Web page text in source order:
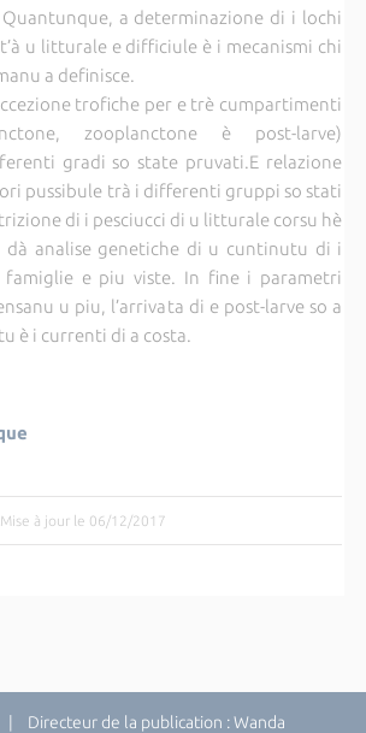
a determinazione di i lochi
u litturale e difficiule è i mecanismi chi
a definisce.
trofiche per e trè cumpartimenti
zooplanctone è post-larve)
gradi so state pruvati.E relazione
pussibule trà i differenti gruppi so stati
di i pesciucci di u litturale corsu hè
dà analise genetiche di u cuntinutu di i
e piu viste. In fine i parametri
u piu, l’arrivata di e post-larve so a
è i currenti di a costa.
Mise à jour le 06/12/2017
| Directeur de la publication : Wanda